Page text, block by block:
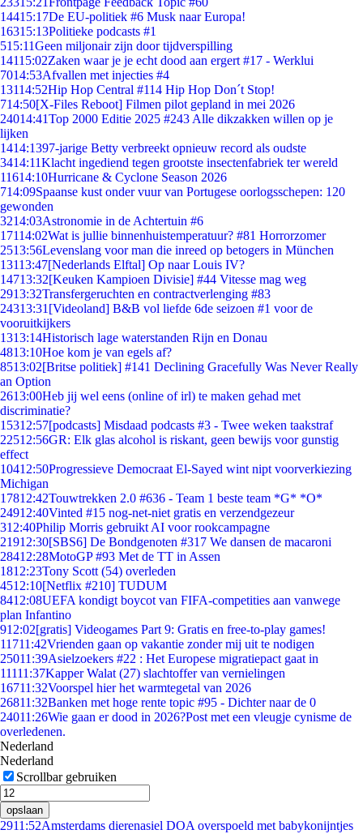
14415:17De EU-politiek #6 Musk naar Europa!
16315:13Politieke podcasts #1
515:11Geen miljonair zijn door tijdverspilling
14115:02Zaken waar je je echt dood aan ergert #17 - Werklui
7014:53Afvallen met injecties #4
13114:52Hip Hop Central #114 Hip Hop Don´t Stop!
714:50[X-Files Reboot] Filmen pilot gepland in mei 2026
24014:41Top 2000 Editie 2025 #243 Alle dikzakken willen op je
lijken
1414:1397-jarige Betty verbreekt opnieuw record als oudste
3414:11Klacht ingediend tegen grootste insectenfabriek ter wereld
11614:10Hurricane & Cyclone Season 2026
714:09Spaanse kust onder vuur van Portugese oorlogsschepen: 120
gewonden
3214:03Astronomie in de Achtertuin #6
17114:02Wat is jullie binnenhuistemperatuur? #81 Horrorzomer
2513:56Levenslang voor man die inreed op betogers in München
13113:47[Nederlands Elftal] Op naar Louis IV?
14713:32[Keuken Kampioen Divisie] #44 Vitesse mag weg
2913:32Transfergeruchten en contractverlenging #83
24313:31 [Videoland] B&B vol liefde 6de seizoen #1 voor de
vooruitkijkers
1313:14Historisch lage waterstanden Rijn en Donau
4813:10Hoe kom je van egels af?
8513:02[Britse politiek] #141 Declining Gracefully Was Never Really
an Option
2613:00Heb jij wel eens (online of irl) te maken gehad met
discriminatie?
15312:57[podcasts] Misdaad podcasts #3 - Twee weken taakstraf
22512:56GR: Elk glas alcohol is riskant, geen bewijs voor gunstig
effect
10412:50Progressieve Democraat El-Sayed wint nipt voorverkiezing
Michigan
17812:42Touwtrekken 2.0 #636 - Team 1 beste team *G* *O*
24912:40Vinted #15 nog-net-niet gratis en verzendgezeur
312:40Philip Morris gebruikt AI voor rookcampagne
21912:30[SBS6] De Bondgenoten #317 We dansen de macaroni
28412:28MotoGP #93 Met de TT in Assen
1812:23Tony Scott (54) overleden
4512:10[Netflix #210] TUDUM
8412:08UEFA kondigt boycot van FIFA-competities aan vanwege
plan Infantino
912:02[gratis] Videogames Part 9: Gratis en free-to-play games!
11711:42Vrienden gaan op vakantie zonder mij uit te nodigen
25011:39Asielzoekers #22 : Het Europese migratiepact gaat in
11111:37Kapper Walat (27) slachtoffer van vernielingen
16711:32Voorspel hier het warmtegetal van 2026
26811:32Banken met hoge rente topic #95 - Dichter naar de 0
24011:26Wie gaan er dood in 2026?Post met een vleugje cynisme de
overledenen.
Nederland
Nederland
Scrollbar gebruiken
opslaan
2911:52Amsterdams dierenasiel DOA overspoeld met babykonijntjes